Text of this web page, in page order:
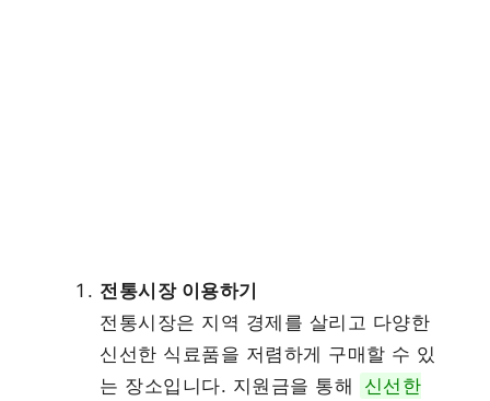
전통시장 이용하기
전통시장은 지역 경제를 살리고 다양한
신선한 식료품을 저렴하게 구매할 수 있
는 장소입니다. 지원금을 통해
신선한